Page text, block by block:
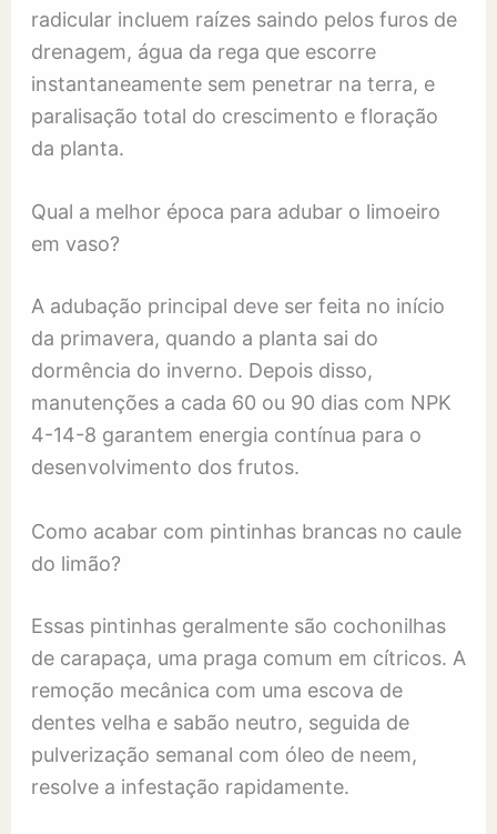
radicular incluem raízes saindo pelos furos de
drenagem, água da rega que escorre
instantaneamente sem penetrar na terra, e
paralisação total do crescimento e floração
da planta.
Qual a melhor época para adubar o limoeiro
em vaso?
A adubação principal deve ser feita no início
da primavera, quando a planta sai do
dormência do inverno. Depois disso,
manutenções a cada 60 ou 90 dias com NPK
4-14-8 garantem energia contínua para o
desenvolvimento dos frutos.
Como acabar com pintinhas brancas no caule
do limão?
Essas pintinhas geralmente são cochonilhas
de carapaça, uma praga comum em cítricos. A
remoção mecânica com uma escova de
dentes velha e sabão neutro, seguida de
pulverização semanal com óleo de neem,
resolve a infestação rapidamente.